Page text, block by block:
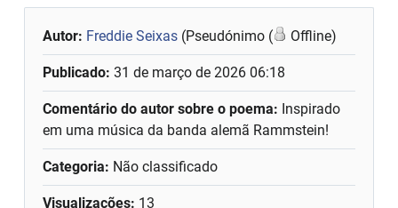
Autor: Freddie Seixas (Pseudónimo ( Offline)
Publicado:31 de março de 2026 06:18
Comentário do autor sobre o poema: Inspirado
em uma música da banda alemã Rammstein!
Categoria: Não classificado
Visualizações: 13